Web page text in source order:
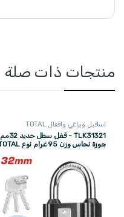
منتجات ذات صلة
اسافيل وبراغي واقفال TOTAL
TLK31321 - قفل سطل حديد 32مم
جوزة نحاس وزن 95 غرام نوع TOTAL